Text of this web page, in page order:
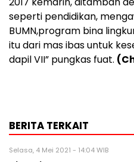
seperti pendidikan,
BUMN,program bina
itu dari mas ibas untuk
dapil VII” pungkas fuat.
BERITA TERKAIT
Selasa, 4 Mei 2021 - 14:04 WIB